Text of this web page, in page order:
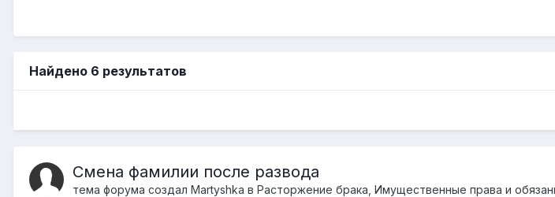
Найдено 6 результатов
Смена фамилии после развода
тема форума создал Martyshka в Расторжение брака, Имущественные права и